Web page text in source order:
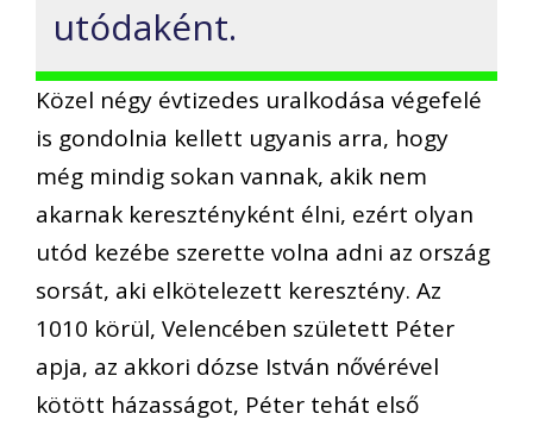
utódaként.
Közel négy évtizedes uralkodása végefelé
is gondolnia kellett ugyanis arra, hogy
még mindig sokan vannak, akik nem
akarnak keresztényként élni, ezért olyan
utód kezébe szerette volna adni az ország
sorsát, aki elkötelezett keresztény. Az
1010 körül, Velencében született Péter
apja, az akkori dózse István nővérével
kötött házasságot, Péter tehát első